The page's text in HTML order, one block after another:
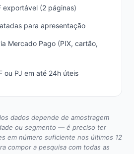
exportável (2 páginas)
para apresentação
Mercado Pago (PIX, cartão,
ou PJ em até 24h úteis
dados depende de amostragem
ou segmento — é preciso ter
em número suficiente nos últimos 12
compor a pesquisa com todas as